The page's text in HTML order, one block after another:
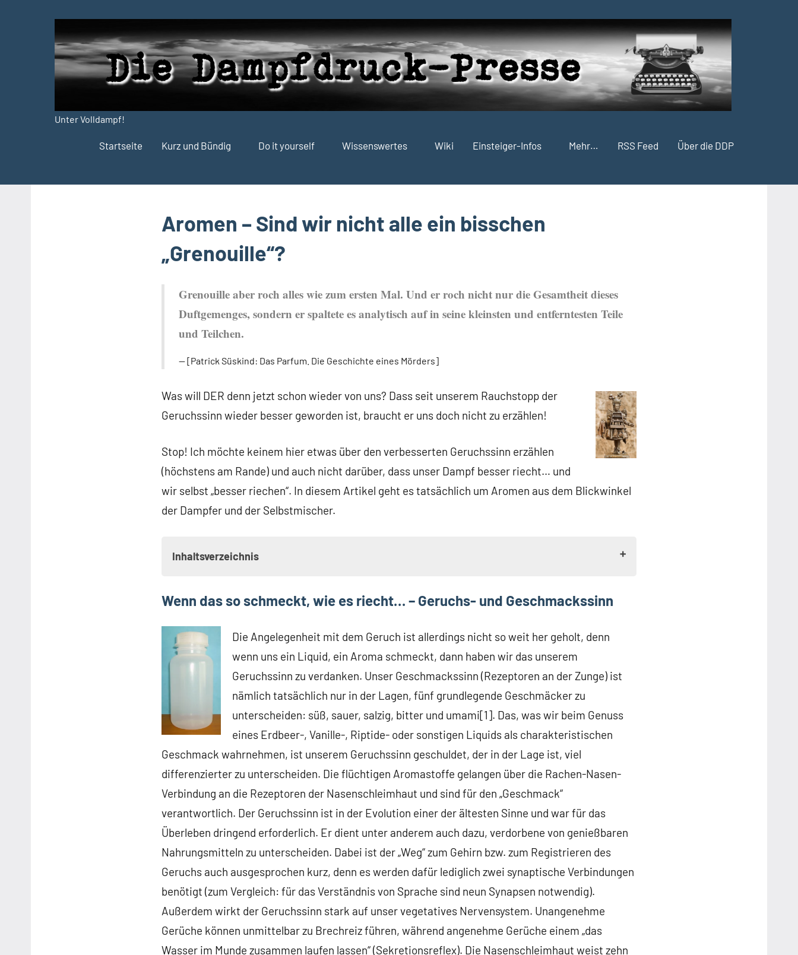
Presse
Unter Volldampf!
Startseite Kurz und Bündig Do it yourself Wissenswertes Wiki Einsteiger-Infos Mehr… RSS Feed Über die DDP
Aromen – Sind wir nicht alle ein bisschen
„Grenouille“?
Grenouille aber roch alles wie zum ersten Mal. Und er roch nicht nur die Gesamtheit dieses
Duftgemenges, sondern er spaltete es analytisch auf in seine kleinsten und entferntesten Teile
und Teilchen.
[Patrick Süskind: Das Parfum. Die Geschichte eines Mörders]
Was will DER denn jetzt schon wieder von uns? Dass seit unserem Rauchstopp der
Geruchssinn wieder besser geworden ist, braucht er uns doch nicht zu erzählen!
Stop! Ich möchte keinem hier etwas über den verbesserten Geruchssinn erzählen
(höchstens am Rande) und auch nicht darüber, dass unser Dampf besser riecht… und
wir selbst „besser riechen“. In diesem Artikel geht es tatsächlich um Aromen aus dem Blickwinkel
der Dampfer und der Selbstmischer.
Inhaltsverzeichnis
Wenn das so schmeckt, wie es riecht… – Geruchs- und Geschmackssinn
Aromastoffe – die Basis der Aromen
Nicht alles ist geeignet…
Wenn der Joghurt mit mir Spricht – Haltbarkeit
Die Mär von der Reifung
Wenn das so schmeckt, wie es riecht… – Geruchs- und Geschmackssinn
Die Angelegenheit mit dem Geruch ist allerdings nicht so weit her geholt, denn
wenn uns ein Liquid, ein Aroma schmeckt, dann haben wir das unserem
Geruchssinn zu verdanken. Unser Geschmackssinn (Rezeptoren an der Zunge) ist
nämlich tatsächlich nur in der Lagen, fünf grundlegende Geschmäcker zu
unterscheiden: süß, sauer, salzig, bitter und umami[1]. Das, was wir beim Genuss
eines Erdbeer-, Vanille-, Riptide- oder sonstigen Liquids als charakteristischen
Geschmack wahrnehmen, ist unserem Geruchssinn geschuldet, der in der Lage ist, viel
differenzierter zu unterscheiden. Die flüchtigen Aromastoffe gelangen über die Rachen-Nasen-
Verbindung an die Rezeptoren der Nasenschleimhaut und sind für den „Geschmack“
verantwortlich. Der Geruchssinn ist in der Evolution einer der ältesten Sinne und war für das
Überleben dringend erforderlich. Er dient unter anderem auch dazu, verdorbene von genießbaren
Nahrungsmitteln zu unterscheiden. Dabei ist der „Weg“ zum Gehirn bzw. zum Registrieren des
Geruchs auch ausgesprochen kurz, denn es werden dafür lediglich zwei synaptische Verbindungen
benötigt (zum Vergleich: für das Verständnis von Sprache sind neun Synapsen notwendig).
Außerdem wirkt der Geruchssinn stark auf unser vegetatives Nervensystem. Unangenehme
Gerüche können unmittelbar zu Brechreiz führen, während angenehme Gerüche einem „das
Wasser im Munde zusammen laufen lassen“ (Sekretionsreflex). Die Nasenschleimhaut weist zehn